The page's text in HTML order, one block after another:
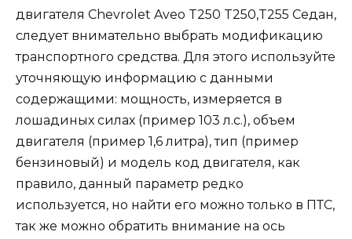
двигателя Chevrolet Aveo T250 T250,T255 Седан,
следует внимательно выбрать модификацию
транспортного средства. Для этого используйте
уточняющую информацию с данными
содержащими: мощность, измеряется в
лошадиных силах (пример 103 л.с.), объем
двигателя (пример 1,6 литра), тип (пример
бензиновый) и модель код двигателя, как
правило, данный параметр редко
используется, но найти его можно только в ПТС,
так же можно обратить внимание на ось